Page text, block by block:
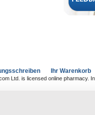
Ihr Warenkorb
Ltd. is licensed online pharmacy.